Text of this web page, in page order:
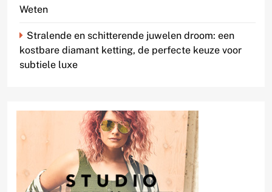
Weten
Stralende en schitterende juwelen droom: een
kostbare diamant ketting, de perfecte keuze voor
subtiele luxe